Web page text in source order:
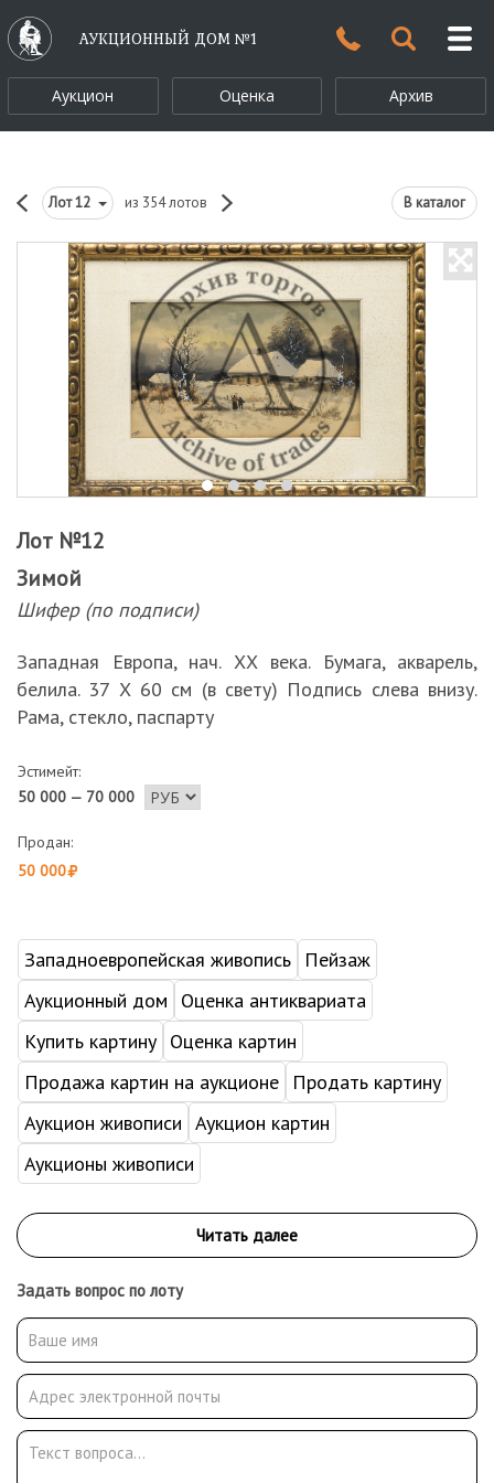
АУКЦИОННЫЙ ДОМ №1
Аукцион Оценка Архив
Лот12 из 354 лотов В каталог
Лот №12
Зимой
Шифер (по подписи)
Западная Европа, нач. ХХ века. Бумага, акварель,
белила. 37 Х 60 см (в свету) Подпись слева внизу.
Рама, стекло, паспарту
Эстимейт:
50 000 — 70 000
Продан:
50 000
Западноевропейская живопись
Пейзаж
Аукционный дом
Оценка антиквариата
Купить картину Оценка картин
Продажа картин на аукционе
Продать картину
Аукцион живописи Аукцион картин
Аукционы живописи
Задать вопрос по лоту